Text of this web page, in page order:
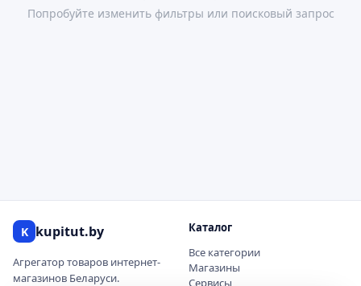
Попробуйте изменить фильтры или поисковый запрос
K kupitut.by
Агрегатор товаров интернет-
магазинов Беларуси.
Каталог
Все категории
Магазины
Сервисы